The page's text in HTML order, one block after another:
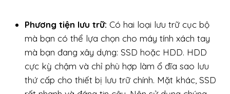
Phương tiện lưu trữ: Có hai loại lưu trữ cục bộ
mà bạn có thể lựa chọn cho máy tính xách tay
mà bạn đang xây dựng: SSD hoặc HDD. HDD
cực kỳ chậm và chỉ phù hợp làm ổ đĩa sao lưu
thứ cấp cho thiết bị lưu trữ chính. Mặt khác, SSD